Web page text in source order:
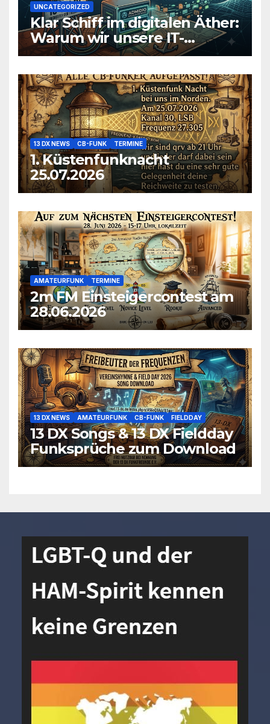
UNCATEGORIZED
Klar Schiff im digitalen Äther:
Warum wir unsere IT-
Infrastruktur konsolidieren
13 DX NEWS CB-FUNK TERMINE
1. Küstenfunknacht
25.07.2026
AMATEURFUNK TERMINE
2m FM Einsteigercontest am
28.06.2026
13 DX NEWS AMATEURFUNK CB-FUNK FIELDDAY
13 DX Songs & 13 DX Fieldday
Funksprüche zum Download